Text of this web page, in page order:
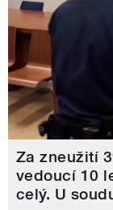
Za zneužití
vedoucí 10
celý. U